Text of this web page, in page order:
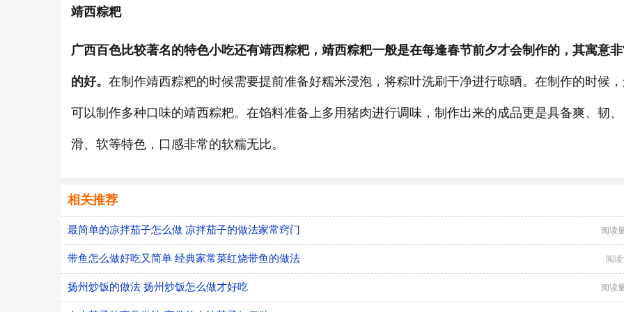
靖西粽粑
广西百色比较著名的特色小吃还有靖西粽粑，靖西粽粑一般是在每逢春节前夕才会制作的，其寓意
的好。 在制作靖西粽粑的时候需要提前准备好糯米浸泡，将粽叶洗刷干净进行晾晒。在制作的时候
可以制作多种口味的靖西粽粑。在馅料准备上多用猪肉进行调味，制作出来的成品更是具备爽、韧、
滑、软等特色，口感非常的软糯无比。
相关推荐
最简单的凉拌茄子怎么做 凉拌茄子的做法家常窍门 阅读
带鱼怎么做好吃又简单 经典家常菜红烧带鱼的做法 阅
扬州炒饭的做法 扬州炒饭怎么做才好吃 阅读